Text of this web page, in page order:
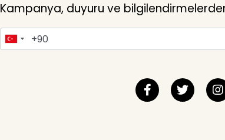
Kampanya, duyuru ve